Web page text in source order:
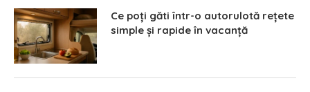
Ce poți găti într-o autorulotă rețete
simple și rapide în vacanță